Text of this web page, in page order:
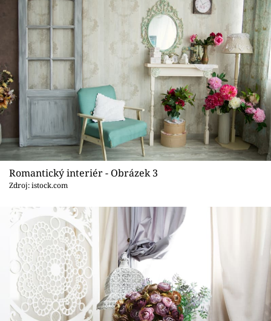
Romantický interiér - Obrázek 3
Zdroj: istock.com